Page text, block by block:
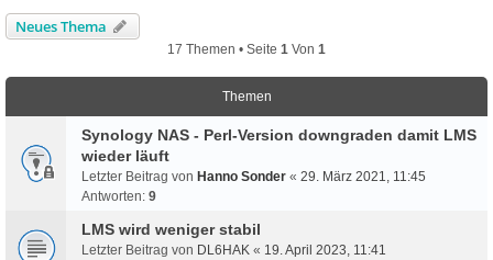
Neues Thema
17 Themen • Seite 1 Von 1
Themen
Synology NAS - Perl-Version downgraden damit LMS
wieder läuft
Letzter Beitrag von Hanno Sonder « 29. März 2021, 11:45
Antworten: 9
LMS wird weniger stabil
Letzter Beitrag von DL6HAK « 19. April 2023, 11:41